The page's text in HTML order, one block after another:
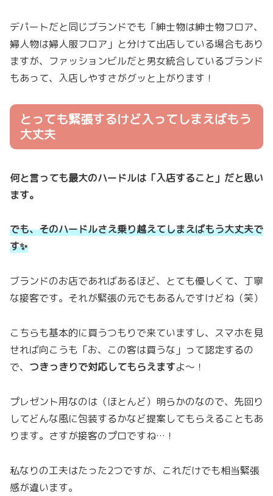
デパートだと同じブランドでも「紳士物は紳士物フロア、
婦人物は婦人服フロア」と分けて出店している場合もあり
ますが、ファッションビルだと男女統合しているブランド
もあって、入店しやすさがグッと上がります！
とっても緊張するけど入ってしまえばもう
大丈夫
何と言っても最大のハードルは「入店すること」だと思い
ます。
でも、そのハードルさえ乗り越えてしまえばもう大丈夫で
す✨
ブランドのお店であればあるほど、とても優しくて、丁寧
な接客です。それが緊張の元でもあるんですけどね（笑）
こちらも基本的に買うつもりで来ていますし、スマホを見
せれば向こうも「お、この客は買うな」って認定するの
で、 つきっきりで対応してもらえますよ〜！
プレゼント用なのは（ほとんど）明らかのなので、先回り
してどんな風に包装するかなど提案してもらえることもあ
ります。さすが接客のプロですね…！
私なりの工夫はたった2つですが、これだけでも相当緊張
感が違います。